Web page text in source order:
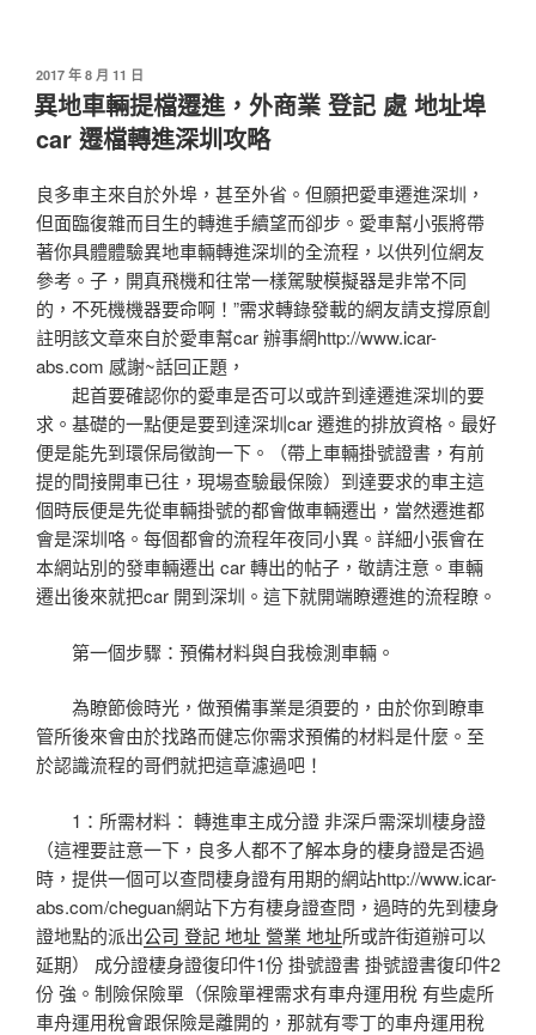
發
佈
於
2017 年 8 月 11 日
異地車輛提檔遷進，外商業 登記 處 地址埠
car 遷檔轉進深圳攻略
良多車主來自於外埠，甚至外省。但願把愛車遷進深圳，
但面臨復雜而目生的轉進手續望而卻步。愛車幫小張將帶
著你具體體驗異地車輛轉進深圳的全流程，以供列位網友
參考。子，開真飛機和往常一樣駕駛模擬器是非常不同
的，不死機機器要命啊！”需求轉錄發載的網友請支撐原創
註明該文章來自於愛車幫car 辦事網http://www.icar-
abs.com 感謝~話回正題，
起首要確認你的愛車是否可以或許到達遷進深圳的要
求。基礎的一點便是要到達深圳car 遷進的排放資格。最好
便是能先到環保局徵詢一下。（帶上車輛掛號證書，有前
提的間接開車已往，現場查驗最保險）到達要求的車主這
個時辰便是先從車輛掛號的都會做車輛遷出，當然遷進都
會是深圳咯。每個都會的流程年夜同小異。詳細小張會在
本網站別的發車輛遷出 car 轉出的帖子，敬請注意。車輛
遷出後來就把car 開到深圳。這下就開端瞭遷進的流程瞭。
第一個步驟：預備材料與自我檢測車輛。
為瞭節儉時光，做預備事業是須要的，由於你到瞭車
管所後來會由於找路而健忘你需求預備的材料是什麼。至
於認識流程的哥們就把這章濾過吧！
1：所需材料： 轉進車主成分證 非深戶需深圳棲身證
（這裡要註意一下，良多人都不了解本身的棲身證是否過
時，提供一個可以查問棲身證有用期的網站http://www.icar-
abs.com/cheguan網站下方有棲身證查問，過時的先到棲身
證地點的派出公司 登記 地址 營業 地址所或許街道辦可以
延期） 成分證棲身證復印件1份 掛號證書 掛號證書復印件2
份 強。制險保險單（保險單裡需求有車舟運用稅 有些處所
車舟運用稅會跟保險是離開的，那就有零丁的車舟運用稅